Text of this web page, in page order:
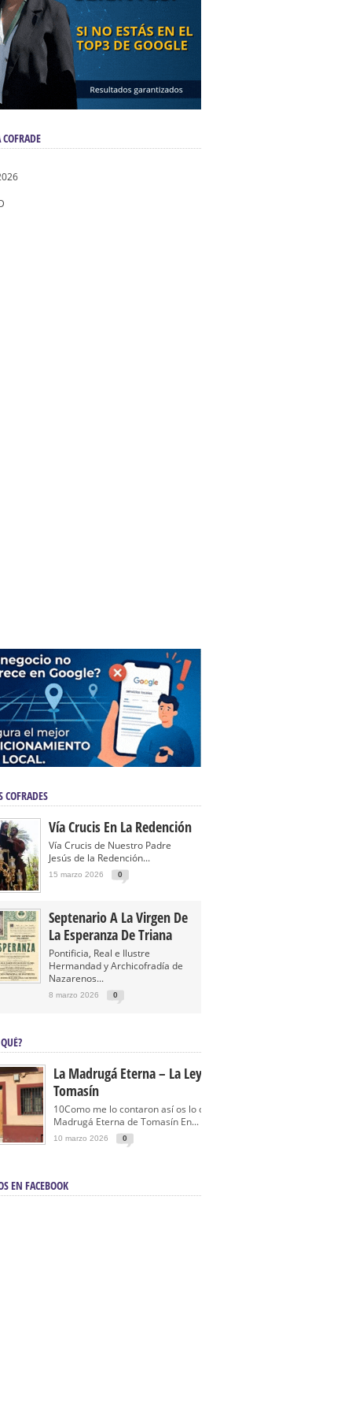
COFRADES
Vía Crucis En La Redención
Vía Crucis de Nuestro Padre
Jesús de la Redención...
15 marzo 2026 0
Septenario A La Virgen De
La Esperanza De Triana
Pontificia, Real e Ilustre
Hermandad y Archicofradía de
Nazarenos...
8 marzo 2026 0
La Madrugá Eterna – La Leyenda De
Tomasín
10Como me lo contaron así os lo cuento… La
Madrugá Eterna de Tomasín En...
10 marzo 2026 0
EN FACEBOOK